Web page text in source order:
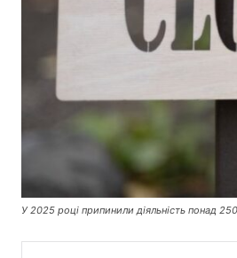
У 2025 році припинили діяльність понад